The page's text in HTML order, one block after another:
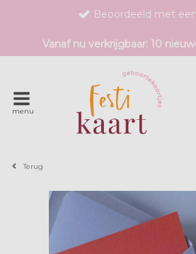
Beoordeeld met een
Exclusieve geboortekaartjes met
Vanaf nu verkrijgbaar: 10
menu
Terug